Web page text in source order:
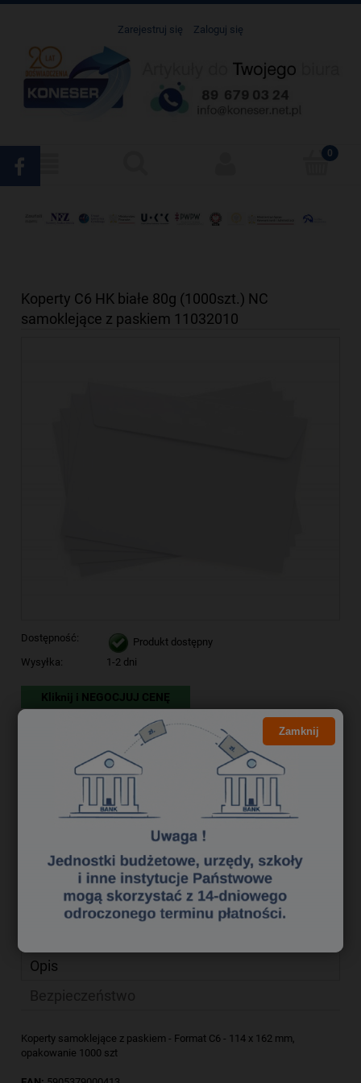
Zarejestruj się Zaloguj się
Koperty C6 HK białe 80g (1000szt.) NC
samoklejące z paskiem 11032010
Dostępność:
Produkt dostępny
Wysyłka:
1-2 dni
Kliknij i NEGOCJUJ CENĘ
69,49 zł
do koszyka
Producent: NC Koperty
Kod produktu:
kpk0670070
zapytaj o produkt
poleć znajomemu
Opis
Koperty samoklejące z paskiem - Format C6 - 114 x 162 mm,
opakowanie 1000 szt
Zamknij